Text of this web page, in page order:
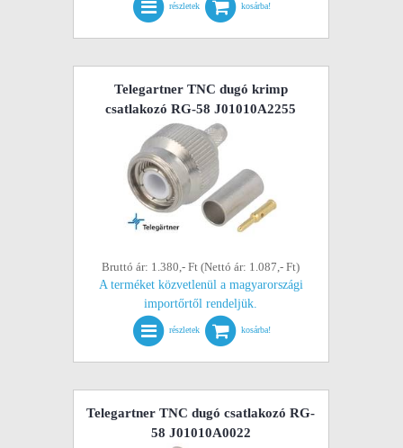
részletek kosárba!
Telegartner TNC dugó krimp
csatlakozó RG-58 J01010A2255
Bruttó ár: 1.380,- Ft (Nettó ár: 1.087,- Ft)
A terméket közvetlenül a magyarországi
importőrtől rendeljük.
részletek kosárba!
Telegartner TNC dugó csatlakozó RG-
58 J01010A0022